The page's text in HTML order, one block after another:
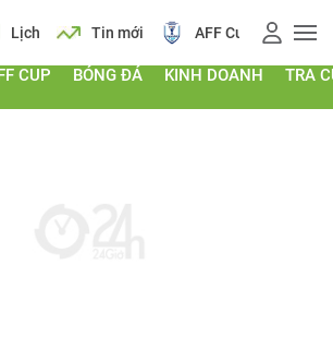
Tin mới AFF Cup Giá vàng
CUP BÓNG ĐÁ KINH DOANH TRA